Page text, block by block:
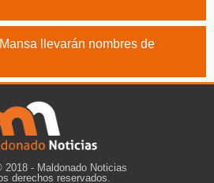
llevarán nombres de
2018 - Maldonado Noticias
derechos reservados.